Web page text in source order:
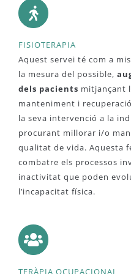
FISIOTERAPIA
Aquest servei té com a
la mesura del possible,
dels pacients mitjançant
manteniment i
la seva intervenció a la
procurant millorar i/o
qualitat de vida. Aquesta
combatre els processos
inactivitat que poden
l’incapacitat física.
TERÀPIA OCUPACIONAL